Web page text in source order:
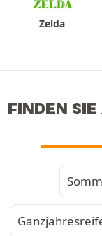
Zelda
FINDEN